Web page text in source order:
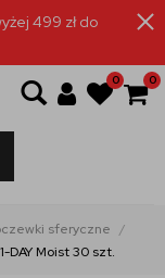
499 zł do
0 0
sferyczne
DAY Moist 30 szt.